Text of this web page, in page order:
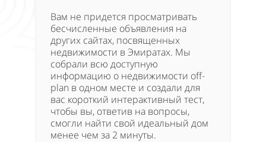
Вам не придется просматривать
бесчисленные объявления на
других сайтах, посвященных
недвижимости в Эмиратах. Мы
собрали всю доступную
информацию о недвижимости off-
plan в одном месте и создали для
вас короткий интерактивный тест,
чтобы вы, ответив на вопросы,
смогли найти свой идеальный дом
менее чем за 2 минуты.